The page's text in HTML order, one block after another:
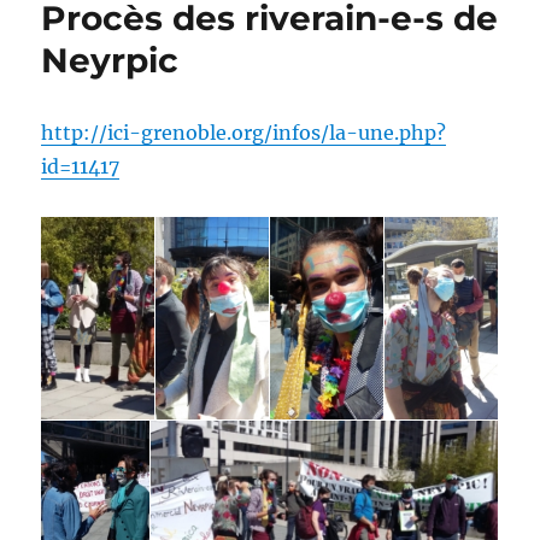
Procès des riverain-e-s de
Neyrpic
http://ici-grenoble.org/infos/la-une.php?
id=11417